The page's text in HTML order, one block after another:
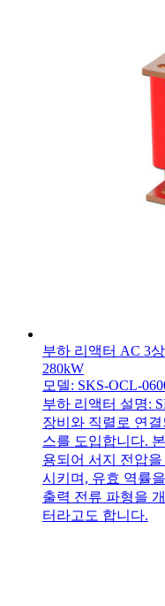
부하 리액터 AC 3
280kW
모델: SKS-OCL-
부하 리액터 설명:
장비와 직렬로 연
스를 도입합니다.
용되어 서지 전압
시키며, 유효 역률
출력 전류 파형을
터라고도 합니다.